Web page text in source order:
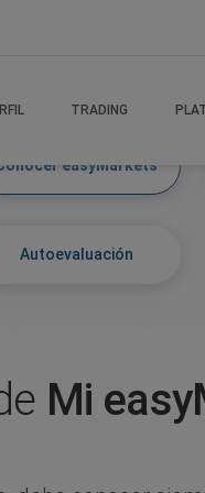
TRADING
easyMarkets
Autoevaluación
Mi